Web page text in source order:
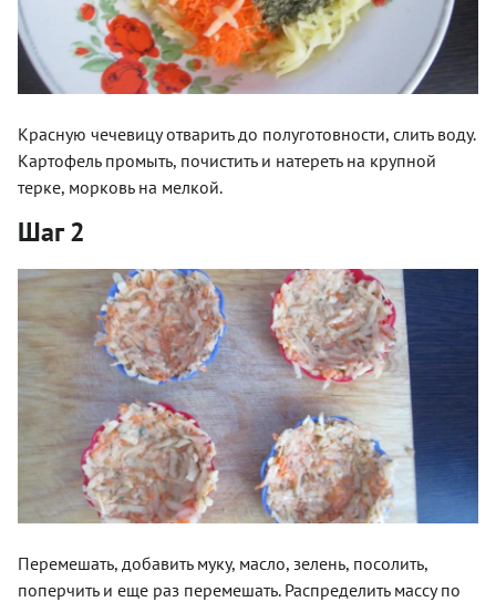
Красную чечевицу отварить до полуготовности, слить воду.
Картофель промыть, почистить и натереть на крупной
терке, морковь на мелкой.
Шаг 2
Перемешать, добавить муку, масло, зелень, посолить,
поперчить и еще раз перемешать. Распределить массу по